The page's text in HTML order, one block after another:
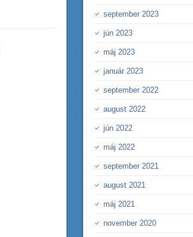
september 2023
jún 2023
máj 2023
január 2023
september 2022
august 2022
jún 2022
máj 2022
september 2021
august 2021
máj 2021
november 2020